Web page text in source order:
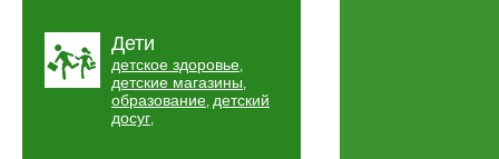
Дети
детское здоровье,
детские магазины,
образование, детский
досуг,